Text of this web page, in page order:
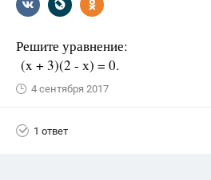
Решите уравнение:
(x + 3)(2 - х) = 0.
4 сентября 2017
1 ответ